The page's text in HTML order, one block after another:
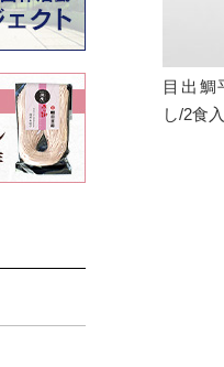
目出鯛
し/2食